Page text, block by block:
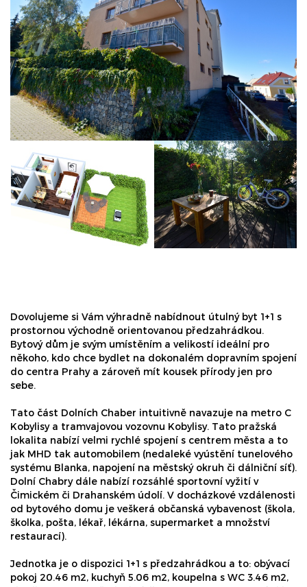
Dovolujeme si Vám výhradně nabídnout útulný byt 1+1 s
prostornou východně orientovanou předzahrádkou.
Bytový dům je svým umístěním a velikostí ideální pro
někoho, kdo chce bydlet na dokonalém dopravním spojení
do centra Prahy a zároveň mít kousek přírody jen pro
sebe.
Tato část Dolních Chaber intuitivně navazuje na metro C
Kobylisy a tramvajovou vozovnu Kobylisy. Tato pražská
lokalita nabízí velmi rychlé spojení s centrem města a to
jak MHD tak automobilem (nedaleké vyústění tunelového
systému Blanka, napojení na městský okruh či dálniční síť).
Dolní Chabry dále nabízí rozsáhlé sportovní vyžití v
Čimickém či Drahanském údolí. V docházkové vzdálenosti
od bytového domu je veškerá občanská vybavenost (škola,
školka, pošta, lékař, lékárna, supermarket a množství
restaurací).
Jednotka je o dispozici 1+1 s předzahrádkou a to: obývací
pokoj 20.46 m2, kuchyň 5.06 m2, koupelna s WC 3.46 m2,